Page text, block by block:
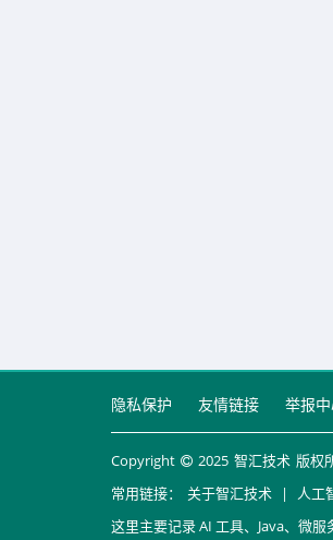
隐私保护 友情链接 举报
Copyright 2025 智汇技术 版权
常用链接：
关于智汇技术 | 人工
这里主要记录 AI 工具、Java、微